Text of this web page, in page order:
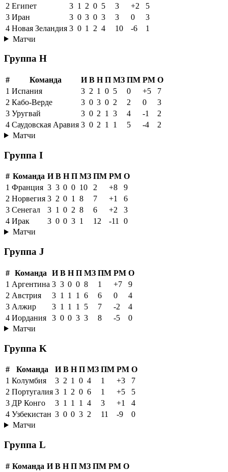
2 Египет 3 1 2 0 5 3 +2
5
3 Иран 3 0 3 0 3 3 0
3
4 Новая Зеландия 3 0 1 2 4 10 -6
1
Матчи
Группа H
# Команда И В Н П МЗ ПМ РМ О
1 Испания 3 2 1 0 5 0 +5
7
2 Кабо-Верде 3 0 3 0 2 2 0
3
3 Уругвай 3 0 2 1 3 4 -1
2
4 Саудовская Аравия 3 0 2 1 1 5 -4
2
Матчи
Группа I
# Команда И В Н П МЗ ПМ РМ О
1 Франция 3 3 0 0 10 2 +8
9
2 Норвегия 3 2 0 1 8 7 +1
6
3 Сенегал 3 1 0 2 8 6 +2
3
4 Ирак 3 0 0 3 1 12 -11
0
Матчи
Группа J
# Команда И В Н П МЗ ПМ РМ О
1 Аргентина 3 3 0 0 8 1 +7
9
2 Австрия 3 1 1 1 6 6 0
4
3 Алжир 3 1 1 1 5 7 -2
4
4 Иордания 3 0 0 3 3 8 -5
0
Матчи
Группа K
# Команда И В Н П МЗ ПМ РМ О
1 Колумбия 3 2 1 0 4 1 +3
7
2 Португалия 3 1 2 0 6 1 +5
5
3 ДР Конго 3 1 1 1 4 3 +1
4
4 Узбекистан 3 0 0 3 2 11 -9
0
Матчи
Группа L
# Команда И В Н П МЗ ПМ РМ О